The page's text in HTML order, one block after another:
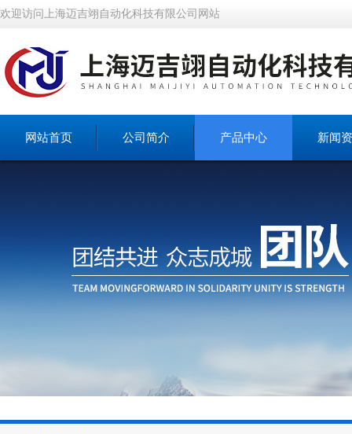
欢迎访问上海迈吉翊自动化科技有限公司网站
网站首页 公司简介 产品中心 新闻